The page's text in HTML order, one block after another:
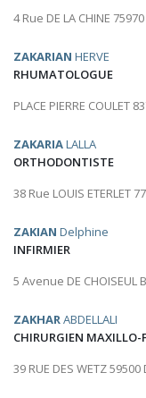
4 Rue DE LA CHINE
ZAKARIAN HERVE
RHUMATOLOGUE
PLACE PIERRE COULET
ZAKARIALALLA
ORTHODONTISTE
38 Rue LOUIS ETERLET
ZAKIAN Delphine
INFIRMIER
5 Avenue DE CHOISEUL
ZAKHARABDELLALI
CHIRURGIEN
39 RUE DES WETZ